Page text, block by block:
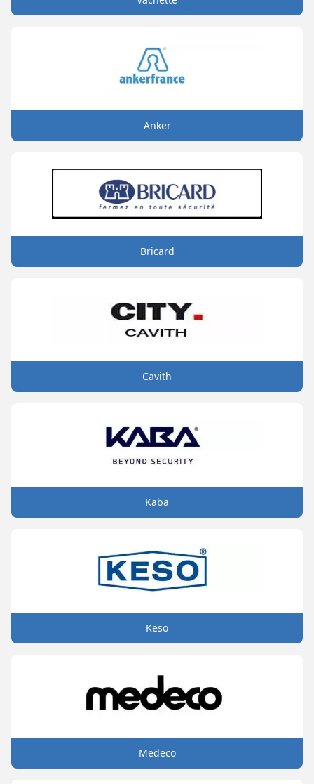
Anker
Bricard
Cavith
Kaba
Keso
Medeco